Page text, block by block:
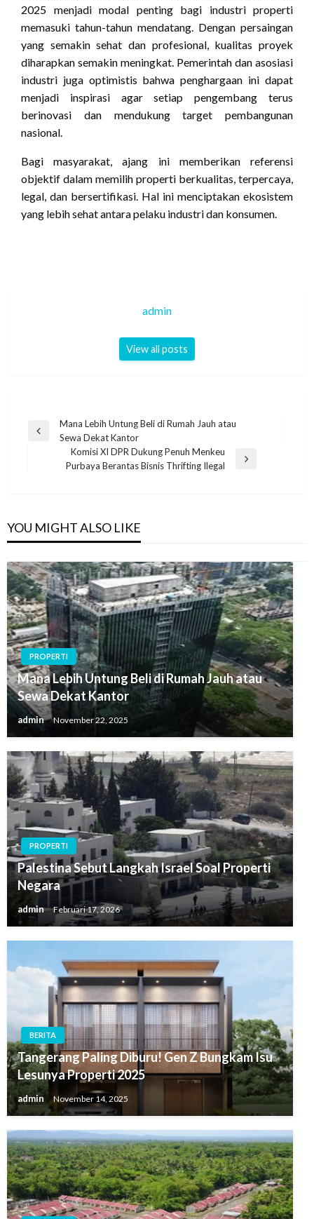
2025 menjadi modal penting bagi industri properti
memasuki tahun-tahun mendatang. Dengan persaingan
yang semakin sehat dan profesional, kualitas proyek
diharapkan semakin meningkat. Pemerintah dan asosiasi
industri juga optimistis bahwa penghargaan ini dapat
menjadi inspirasi agar setiap pengembang terus
berinovasi dan mendukung target pembangunan
nasional.
Bagi masyarakat, ajang ini memberikan referensi
objektif dalam memilih properti berkualitas, terpercaya,
legal, dan bersertifikasi. Hal ini menciptakan ekosistem
yang lebih sehat antara pelaku industri dan konsumen.
admin
View all posts
Navigasi
Previous
Mana Lebih Untung Beli di Rumah Jauh atau
Sewa Dekat Kantor
Komisi XI DPR Dukung Penuh Menkeu
Purbaya Berantas Bisnis Thrifting Ilegal
YOU MIGHT ALSO LIKE
PROPERTI
Mana Lebih Untung Beli di Rumah Jauh atau
Sewa Dekat Kantor
admin November 22, 2025
PROPERTI
Palestina Sebut Langkah Israel Soal Properti
Negara
admin Februari 17, 2026
BERITA
Tangerang Paling Diburu! Gen Z Bungkam Isu
Lesunya Properti 2025
admin November 14, 2025